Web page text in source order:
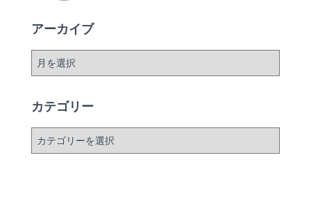
アーカイブ
ア
イ
カテゴリー